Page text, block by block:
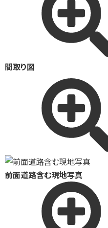
間取り図
前面道路含む現地写真